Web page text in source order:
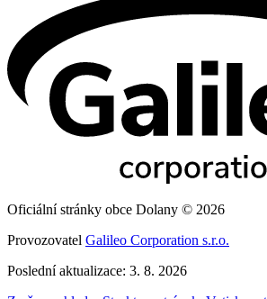
Oficiální stránky obce Dolany © 2026
Provozovatel Galileo Corporation s.r.o.
Poslední aktualizace: 3. 8. 2026